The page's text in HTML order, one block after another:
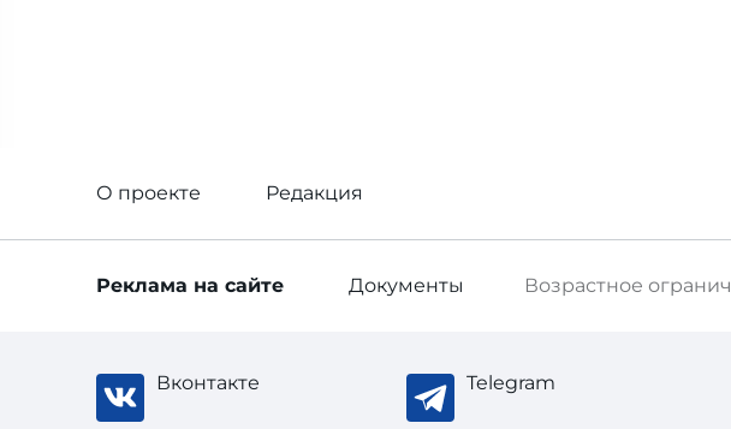
О проекте Редакция
Возрастное
Реклама на сайте Документы
Вконтакте Telegram